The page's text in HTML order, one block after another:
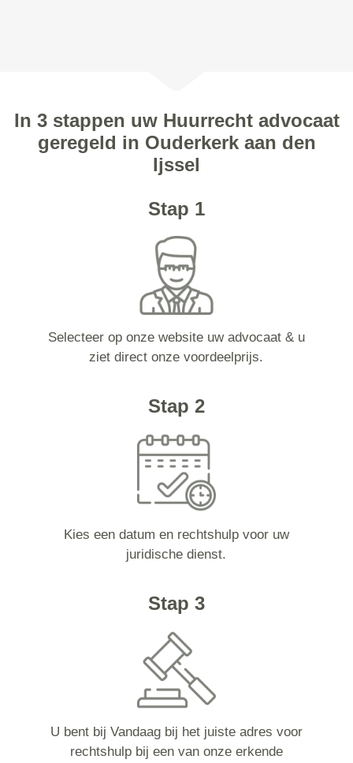
In 3 stappen uw Huurrecht advocaat
geregeld in Ouderkerk aan den
Ijssel
Stap 1
Selecteer op onze website uw advocaat & u
ziet direct onze voordeelprijs.
Stap 2
Kies een datum en rechtshulp voor uw
juridische dienst.
Stap 3
U bent bij Vandaag bij het juiste adres voor
rechtshulp bij een van onze erkende